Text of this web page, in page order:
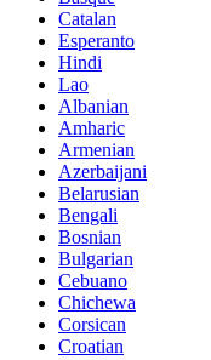
Catalan
Esperanto
Hindi
Lao
Albanian
Amharic
Armenian
Azerbaijani
Belarusian
Bengali
Bosnian
Bulgarian
Cebuano
Chichewa
Corsican
Croatian